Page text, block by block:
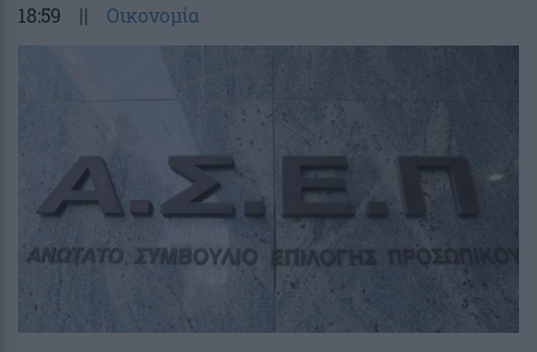
18:59 || Οικονομία